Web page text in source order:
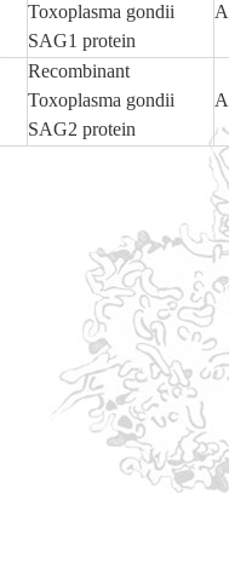
Toxoplasma gondii
SAG1 protein
Recombinant
Toxoplasma gondii
SAG2 protein